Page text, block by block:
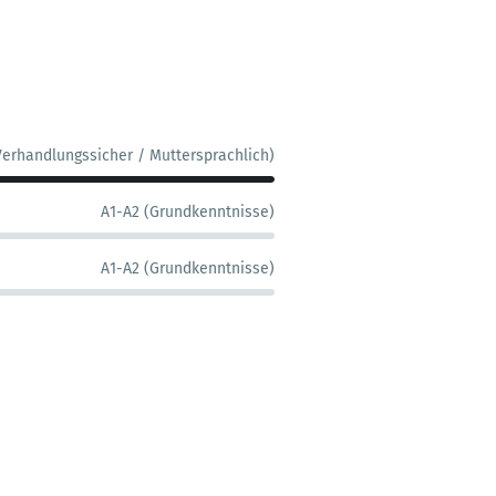
/ Muttersprachlich)
A1-A2 (Grundkenntnisse)
A1-A2 (Grundkenntnisse)